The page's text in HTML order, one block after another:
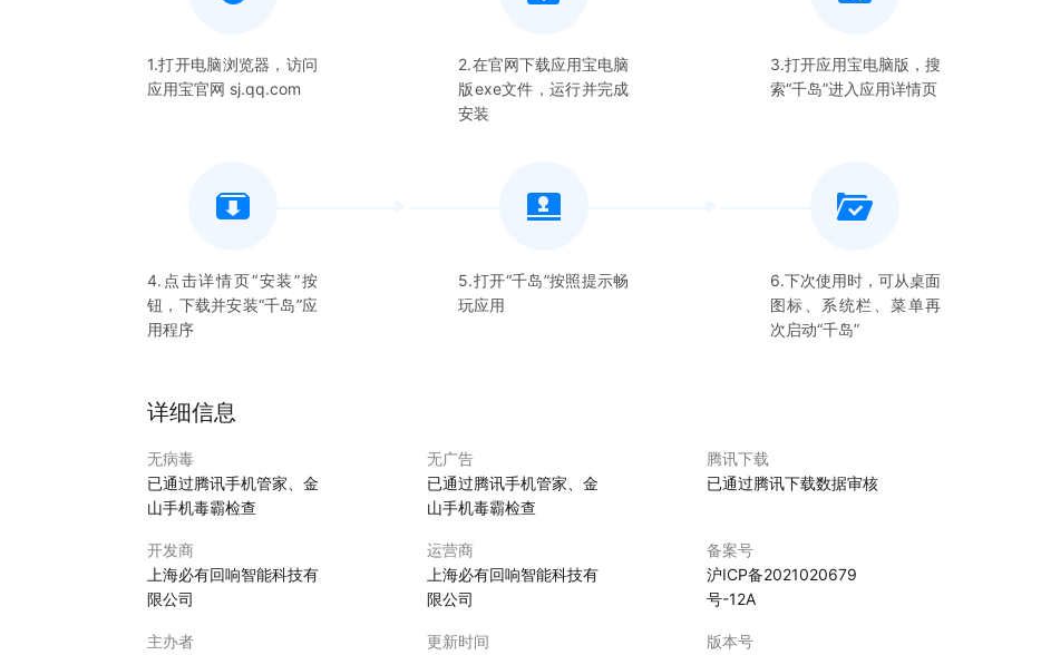
1.打开电脑浏览器，访问
应用宝官网 sj.qq.com
2.在官网下载应用宝电脑
版exe文件，运行并完成
安装
3.打开应用宝电脑版，搜
索“千岛”进入应用详情页
4.点击详情页“安装”按
钮，下载并安装“千岛”应
用程序
5.打开“千岛”按照提示畅
玩应用
6.下次使用时，可从桌面
图标、系统栏、菜单再
次启动“千岛”
详细信息
无病毒
已通过腾讯手机管家、金
山手机毒霸检查
无广告
已通过腾讯手机管家、金
山手机毒霸检查
腾讯下载
已通过腾讯下载数据审核
开发商
上海必有回响智能科技有
限公司
运营商
上海必有回响智能科技有
限公司
备案号
沪ICP备2021020679
号-12A
主办者 更新时间 版本号